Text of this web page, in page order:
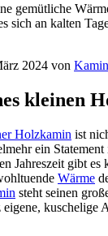
gemütliche
sich an kalten
2024 von
kleinen
Holzkamin ist
ein Statement
Jahreszeit gibt es
Wärme
steht seinen
kuschelige